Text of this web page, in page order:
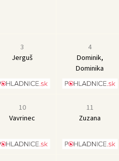
3
Jerguš
4
Dominik,
Dominika
10
Vavrinec
11
Zuzana